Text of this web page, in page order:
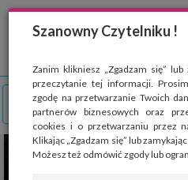
Szanowny Czytelniku !
Zanim klikniesz „Zgadzam się”
przeczytanie tej informacji.
zgodę na przetwarzanie Twoich
partnerów biznesowych oraz
cookies i o przetwarzaniu przez
Klikając „Zgadzam się” lub
Możesz też odmówić zgody lub
Strona wykorzystuje pliki cookies, które
Wyrażając zgodę na używanie 'cookies',
przeglądarki. Przejdź do
polityki cookies